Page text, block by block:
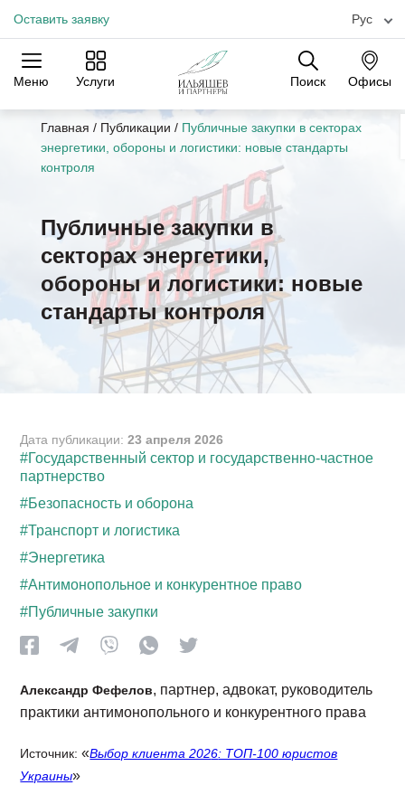
Оставить заявку Рус
Меню Услуги Поиск Офисы
Практики Отрасли
Офисы
Главная / Публикации / Публичные закупки в секторах
энергетики, обороны и логистики: новые стандарты
контроля
Публичные закупки в
секторах энергетики,
обороны и логистики: новые
стандарты контроля
Дата публикации:23 апреля 2026
#Государственный сектор и государственно-частное
партнерство
#Безопасность и оборона
#Транспорт и логистика
#Энергетика
#Антимонопольное и конкурентное право
#Публичные закупки
Александр Фефелов, партнер, адвокат, руководитель
практики антимонопольного и конкурентного права
Источник:«Выбор клиента 2026: ТОП-100 юристов
Украины»